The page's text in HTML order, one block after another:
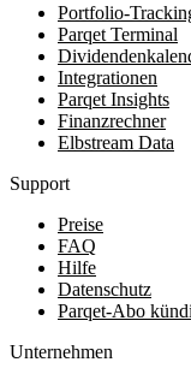
Portfolio-
Parqet Terminal
Integrationen
Parqet Insights
Finanzrechner
Elbstream Data
Support
Preise
FAQ
Hilfe
Datenschutz
Parqet-Abo
Unternehmen